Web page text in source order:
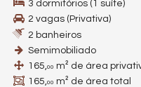
3 dormitórios (1 suíte)
2 vagas (Privativa)
2 banheiros
Semimobiliado
165,00 m² de área
165,00 m² de área total